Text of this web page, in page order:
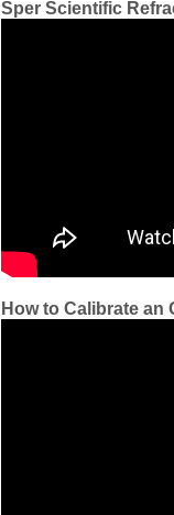
Sper Scientific
How to Calibrate an